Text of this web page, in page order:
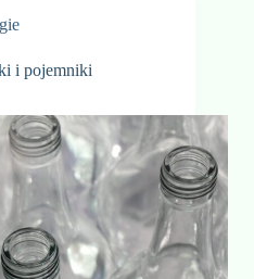
i pojemniki